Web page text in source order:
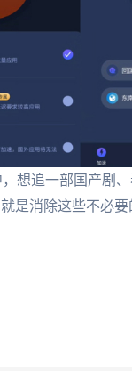
想追一部国产剧
是消除这些不必